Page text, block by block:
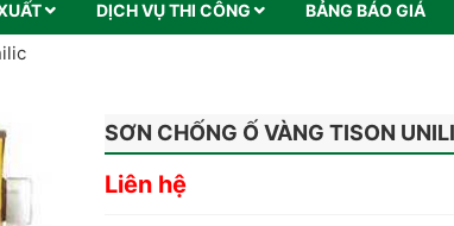
DỊCH VỤ THI CÔNG BẢNG BÁO GIÁ
SƠN CHỐNG Ố VÀNG TISON
Liên hệ